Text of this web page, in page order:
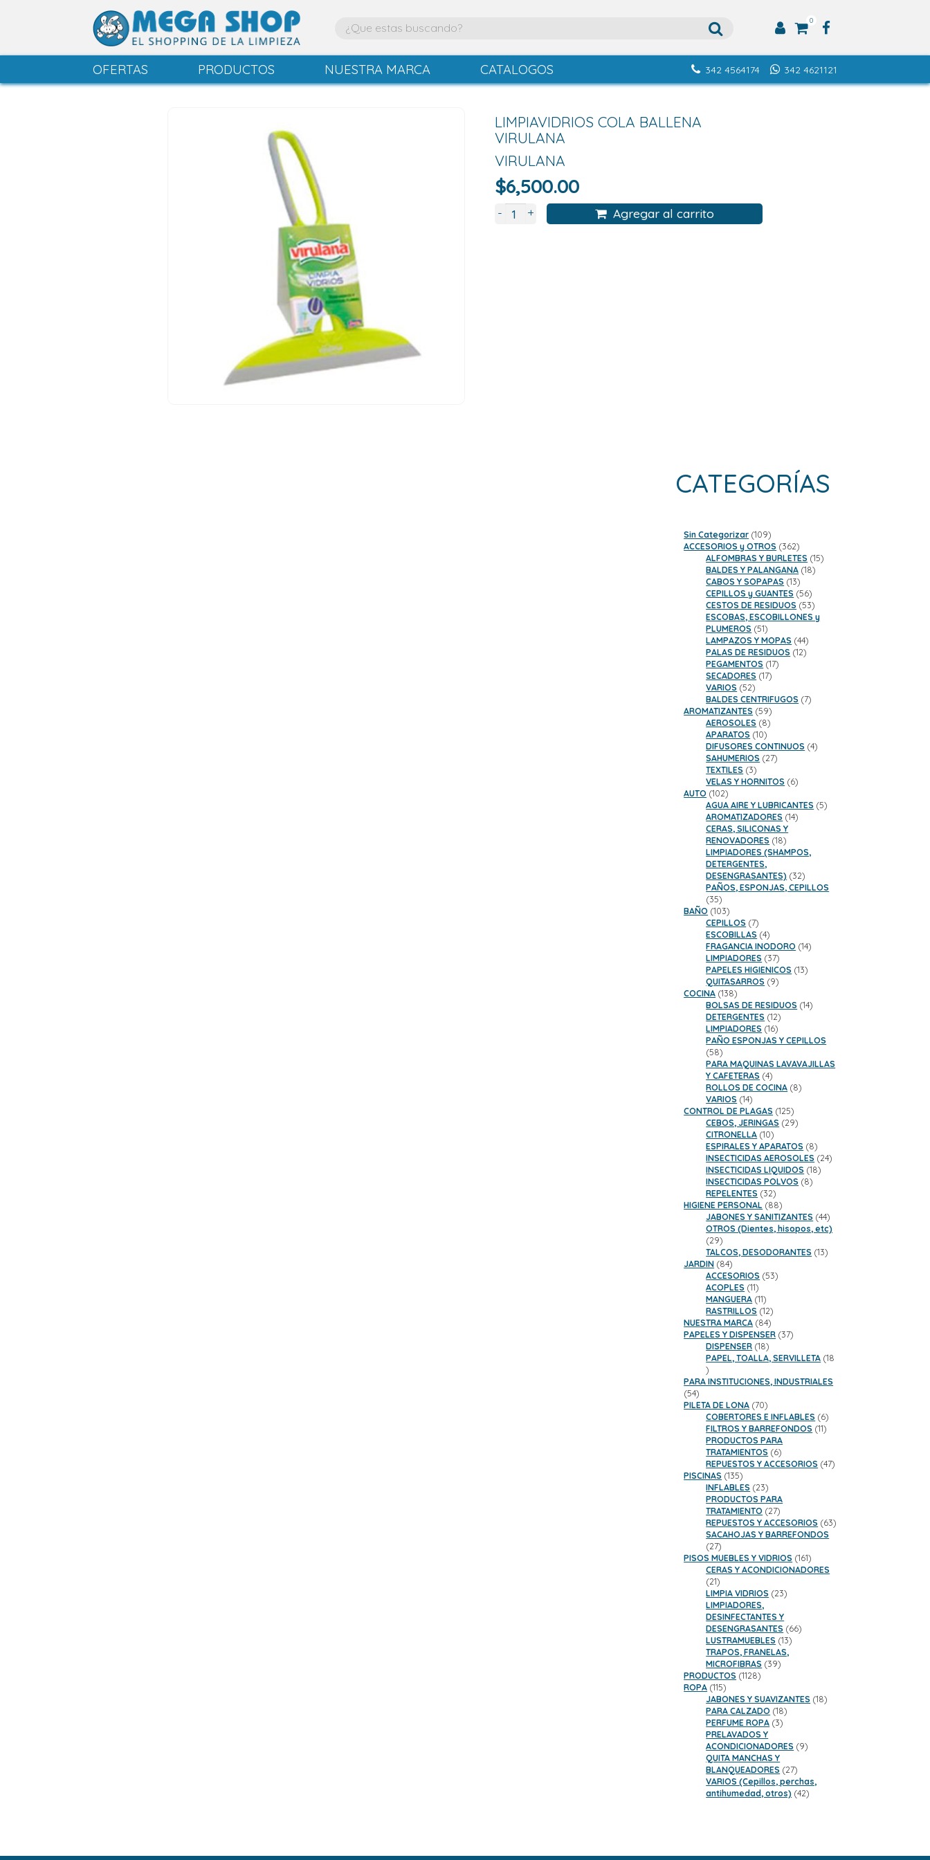
0
OFERTAS PRODUCTOS NUESTRA MARCA CATALOGOS 342 4621121
342 4564174
LIMPIAVIDRIOS COLA BALLENA
VIRULANA
VIRULANA
$6,500.00
- + Agregar al carrito
CATEGORÍAS
Sin Categorizar 109109
productos
ACCESORIOS y OTROS 362362
productos
ALFOMBRAS Y BURLETES 1515
BALDES Y PALANGANA 1818
CABOS Y SOPAPAS 1313
productos
CEPILLOS y GUANTES 5656
productos
CESTOS DE RESIDUOS 5353
productos
ESCOBAS, ESCOBILLONES y
PLUMEROS 5151
productos
LAMPAZOS Y MOPAS 4444
productos
PALAS DE RESIDUOS 1212
PEGAMENTOS 1717
SECADORES 1717
VARIOS 5252
productos
BALDES CENTRIFUGOS 77
AROMATIZANTES 5959
productos
AEROSOLES 88
APARATOS 1010
productos
DIFUSORES CONTINUOS 44
SAHUMERIOS 2727
TEXTILES 33
productos
VELAS Y HORNITOS 66
AUTO 102102
productos
AGUA AIRE Y LUBRICANTES 55
AROMATIZADORES 1414
CERAS, SILICONAS Y
RENOVADORES 1818
productos
LIMPIADORES (SHAMPOS,
DETERGENTES,
DESENGRASANTES) 3232
productos
PAÑOS, ESPONJAS, CEPILLOS
3535
productos
BAÑO 103103
productos
CEPILLOS 77
productos
ESCOBILLAS 44
productos
FRAGANCIA INODORO 1414
LIMPIADORES 3737
productos
PAPELES HIGIENICOS 1313
QUITASARROS 99
COCINA 138138
productos
BOLSAS DE RESIDUOS 1414
DETERGENTES 1212
productos
LIMPIADORES 1616
productos
PAÑO ESPONJAS Y CEPILLOS
5858
productos
PARA MAQUINAS LAVAVAJILLAS
Y CAFETERAS 44
productos
ROLLOS DE COCINA 88
VARIOS 1414
productos
CONTROL DE PLAGAS 125125
productos
CEBOS, JERINGAS 2929
CITRONELLA 1010
productos
ESPIRALES Y APARATOS 88
productos
INSECTICIDAS AEROSOLES 2424
INSECTICIDAS LIQUIDOS 1818
INSECTICIDAS POLVOS 88
REPELENTES 3232
productos
HIGIENE PERSONAL 8888
productos
JABONES Y SANITIZANTES 4444
productos
OTROS (Dientes, hisopos, etc)
2929
productos
TALCOS, DESODORANTES 1313
JARDIN 8484
productos
ACCESORIOS 5353
ACOPLES 1111
productos
MANGUERA 1111
productos
RASTRILLOS 1212
productos
NUESTRA MARCA 8484
productos
PAPELES Y DISPENSER 3737
DISPENSER 1818
productos
PAPEL, TOALLA, SERVILLETA 18
18
productos
PARA INSTITUCIONES, INDUSTRIALES
5454
productos
PILETA DE LONA 7070
productos
COBERTORES E INFLABLES 66
productos
FILTROS Y BARREFONDOS 1111
PRODUCTOS PARA
TRATAMIENTOS 66
productos
REPUESTOS Y ACCESORIOS 4747
PISCINAS 135135
productos
INFLABLES 2323
productos
PRODUCTOS PARA
TRATAMIENTO 2727
productos
REPUESTOS Y ACCESORIOS 6363
SACAHOJAS Y BARREFONDOS
2727
productos
PISOS MUEBLES Y VIDRIOS 161161
productos
CERAS Y ACONDICIONADORES
2121
productos
LIMPIA VIDRIOS 2323
LIMPIADORES,
DESINFECTANTES Y
DESENGRASANTES 6666
LUSTRAMUEBLES 1313
TRAPOS, FRANELAS,
MICROFIBRAS 3939
PRODUCTOS 11281128
ROPA 115115
productos
JABONES Y SUAVIZANTES 1818
PARA CALZADO 1818
PERFUME ROPA 33
PRELAVADOS Y
ACONDICIONADORES 99
QUITA MANCHAS Y
BLANQUEADORES 2727
productos
VARIOS (Cepillos, perchas,
antihumedad, otros) 4242